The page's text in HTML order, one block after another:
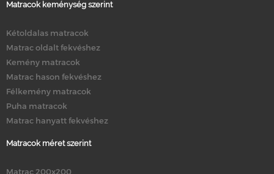
Matracok keménység szerint
Kétoldalas matracok
Matrac oldalt fekvéshez
Kemény matracok
Matrac hason fekvéshez
Félkemény matracok
Puha matracok
Matrac hanyatt fekvéshez
Matracok méret szerint
Matrac 200x200